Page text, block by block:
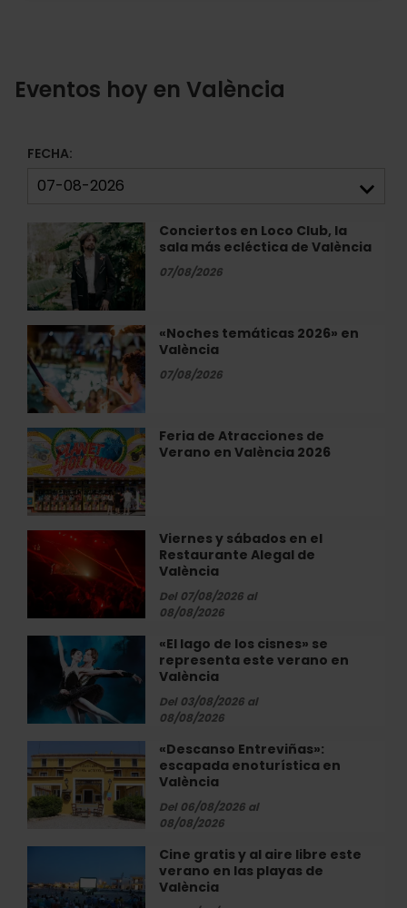
Eventos hoy en València
FECHA:
Conciertos en Loco Club, la
sala más ecléctica de València
07/08/2026
Conciertos
Loco
Club,
la
sala
más
ecléctica
de
València
«Noches temáticas 2026» en
València
07/08/2026
«Noches
temáticas
2026»
en
València
Feria de Atracciones de
Verano en València 2026
Feria
de
Atracciones
de
Verano
en
València
2026
Viernes y sábados en el
Restaurante Alegal de
València
Del 07/08/2026 al
08/08/2026
Viernes
y
sábados
en
el
Restaurante
Alegal
València
«El lago de los cisnes» se
representa este verano en
València
Del 03/08/2026 al
08/08/2026
cisnes»
se
representa
este
verano
en
«Descanso Entreviñas»:
escapada enoturística en
València
Del 06/08/2026 al
08/08/2026
«Descanso
Entreviñas»:
escapada
enoturística
en
València
Cine gratis y al aire libre este
verano en las playas de
València
y